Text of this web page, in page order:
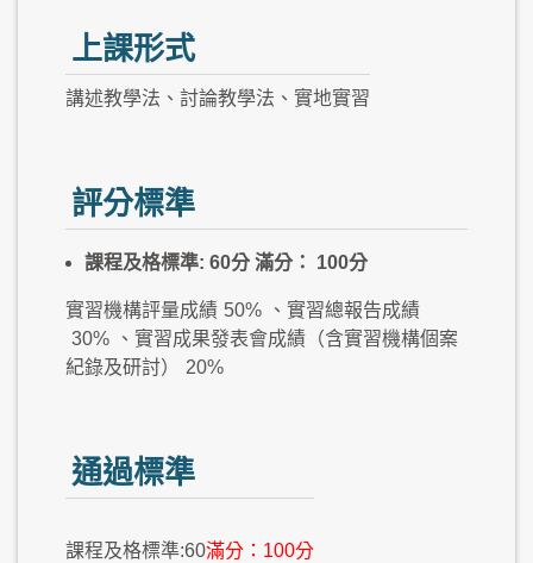
上課形式
講述教學法、討論教學法、實地實習
評分標準
課程及格標準: 60分 滿分： 100分
實習機構評量成績 50%
、實習總報告成績
30%
、實習成果發表會成績（含實習機構個案
紀錄及研討）
20%
通過標準
課程及格標準:60滿分：100分